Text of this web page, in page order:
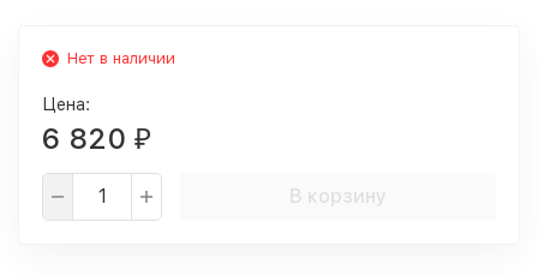
Нет в наличии
Цена:
6 820 ₽
В корзину